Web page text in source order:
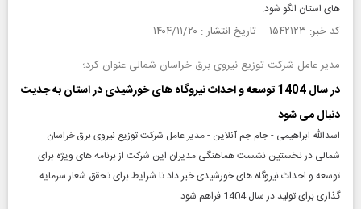
های استان الگو شود.
کد خبر: ۱۵۴۲۱۲۳ تاریخ انتشار : ۱۴۰۴/۱۱/۲۰
مدیر عامل شرکت توزیع نیروی برق خراسان شمالی عنوان کرد؛
در سال 1404 توسعه و احداث نیروگاه های خورشیدی در استان به جدیت
دنبال می شود
اسدالله ابراهیمی - جام جم آنلاین - مدیر عامل شرکت توزیع نیروی برق خراسان
شمالی در نخستین نشست هماهنگی مدیران این شرکت از برنامه های ویژه برای
توسعه و احداث نیروگاه های خورشیدی خبر داد تا شرایط برای تحقق شعار سرمایه
گذاری برای تولید در سال 1404 فراهم شود.